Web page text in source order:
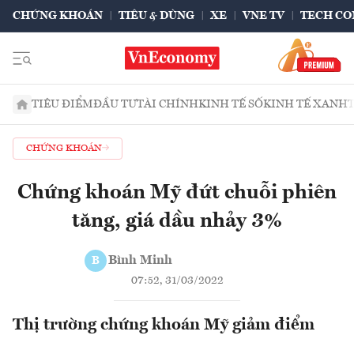
CHỨNG KHOÁN TIÊU & DÙNG XE VNE TV TECH
TIÊU ĐIỂMĐẦU TƯTÀI CHÍNHKINH TẾ SỐKINH TẾ XANH
CHỨNG KHOÁN
Chứng khoán Mỹ đứt chuỗi phiên
tăng, giá dầu nhảy 3%
B Bình Minh
07:52, 31/03/2022
Thị trường chứng khoán Mỹ giảm điểm